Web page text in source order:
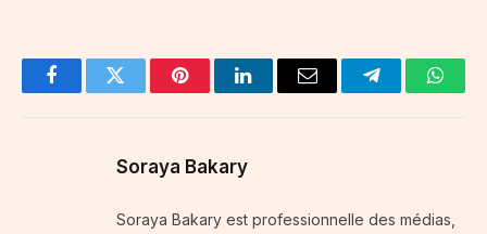
FacebookTwitter PinterestLinkedInEmail Telegram
Soraya Bakary
Soraya Bakary est professionnelle des médias,